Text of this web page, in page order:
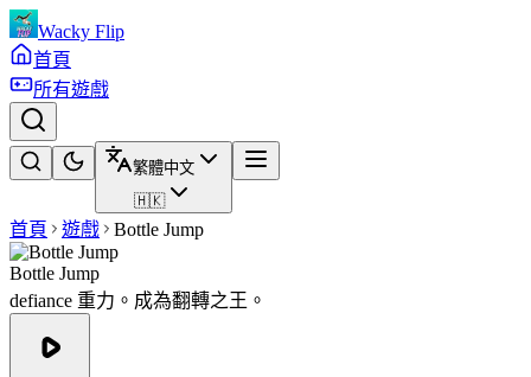
Wacky Flip
首頁
所有遊戲
繁體中文
🇭🇰
首頁 遊戲 Bottle Jump
Bottle Jump
defiance 重力。成為翻轉之王。